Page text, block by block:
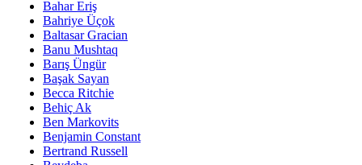
Bahar Eriş
Bahriye Üçok
Baltasar Gracian
Banu Mushtaq
Barış Üngür
Başak Sayan
Becca Ritchie
Behiç Ak
Ben Markovits
Benjamin Constant
Bertrand Russell